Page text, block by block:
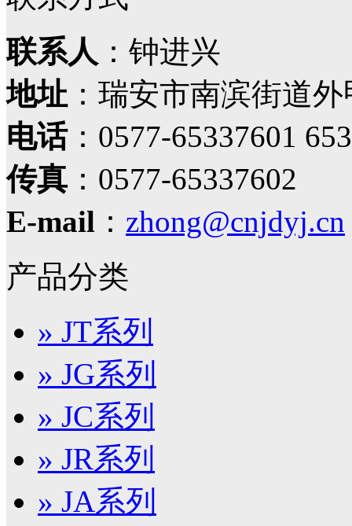
联系人 ：钟进兴
地址 ：瑞安市南滨街道
电话：0577-65337601
传真 ：0577-65337602
E-mail ： zhong@cnjdyj.cn
产品分类
» JT系列
» JG系列
» JC系列
» JR系列
» JA系列